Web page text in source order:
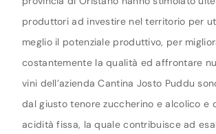
produttori ad investire nel territorio per
meglio il potenziale produttivo, per
costantemente la qualità ed affrontare
vini dell’azienda Cantina Josto Puddu
dal giusto tenore zuccherino e alcolico e
acidità fissa, la quale contribuisce ad